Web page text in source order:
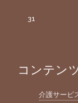
31
コンテン
介護サービ